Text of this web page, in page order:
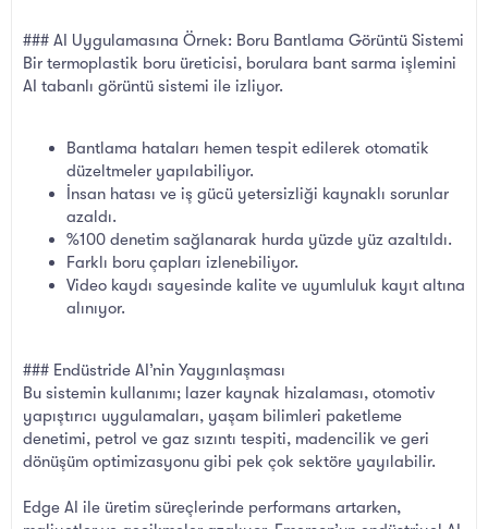
### AI Uygulamasına Örnek: Boru Bantlama Görüntü Sistemi
Bir termoplastik boru üreticisi, borulara bant sarma işlemini
AI tabanlı görüntü sistemi ile izliyor.
Bantlama hataları hemen tespit edilerek otomatik
düzeltmeler yapılabiliyor.
İnsan hatası ve iş gücü yetersizliği kaynaklı sorunlar
azaldı.
%100 denetim sağlanarak hurda yüzde yüz azaltıldı.
Farklı boru çapları izlenebiliyor.
Video kaydı sayesinde kalite ve uyumluluk kayıt altına
alınıyor.
### Endüstride AI’nin Yaygınlaşması
Bu sistemin kullanımı; lazer kaynak hizalaması, otomotiv
yapıştırıcı uygulamaları, yaşam bilimleri paketleme
denetimi, petrol ve gaz sızıntı tespiti, madencilik ve geri
dönüşüm optimizasyonu gibi pek çok sektöre yayılabilir.
Edge AI ile üretim süreçlerinde performans artarken,